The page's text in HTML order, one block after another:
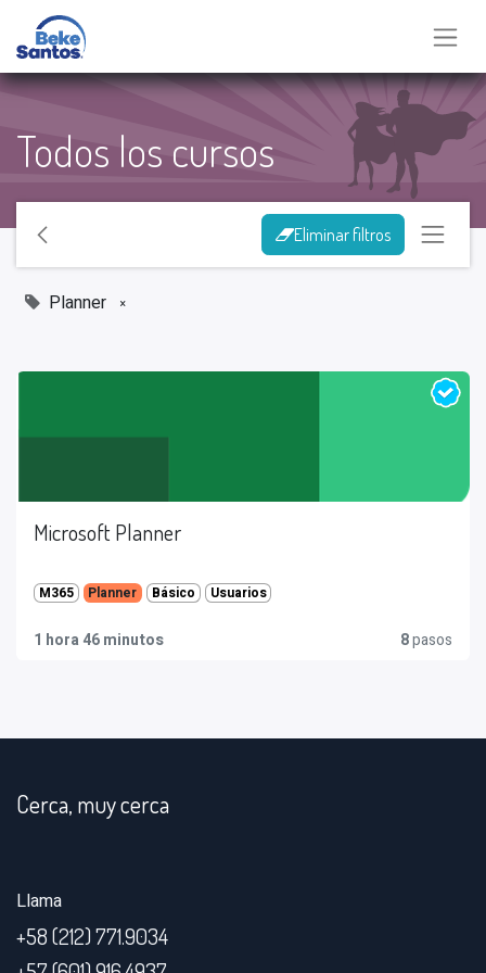
Todos los cursos
Eliminar filtros
Planner ×
Microsoft Planner
M365 Planner Básico Usuarios
1 hora 46 minutos 8pasos
Cerca, muy cerca
Llama
+58 (212) 771.9034